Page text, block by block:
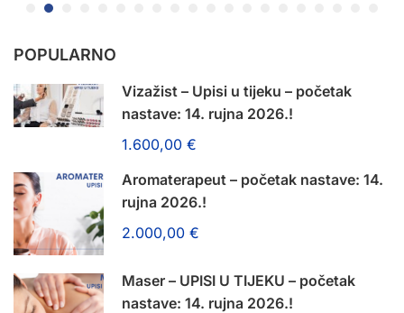
POPULARNO
Vizažist – Upisi u tijeku – početak
nastave: 14. rujna 2026.!
1.600,00 €
Aromaterapeut – početak nastave: 14.
rujna 2026.!
2.000,00 €
Maser – UPISI U TIJEKU – početak
nastave: 14. rujna 2026.!